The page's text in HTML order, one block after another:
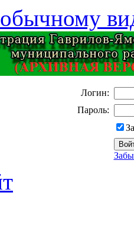
Логин:
Пароль: